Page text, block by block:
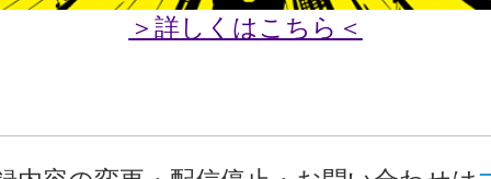
＞詳しくはこちら＜